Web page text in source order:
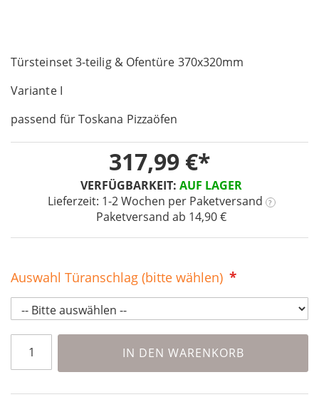
Türsteinset 3-teilig & Ofentüre 370x320mm
Variante I
passend für Toskana Pizzaöfen
VERFÜGBARKEIT: AUF LAGER
Lieferzeit: 1-2 Wochen per Paketversand ?
Paketversand ab 14,90 €
317,99 €
Auswahl Türanschlag (bitte wählen)
IN DEN WARENKORB
gallery
to
beginning
the
images